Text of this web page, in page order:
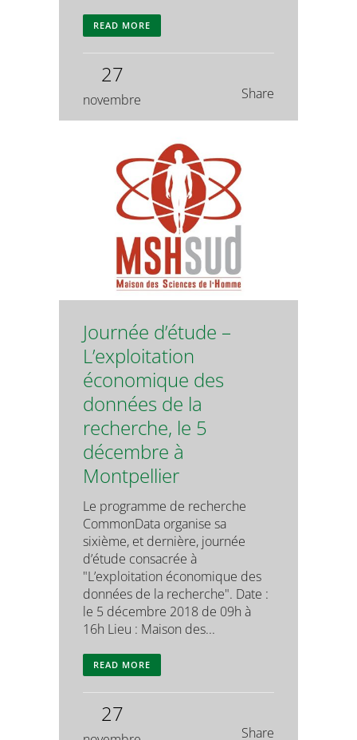
READ MORE
27
novembre Share
Journée d’étude –
L’exploitation
économique des
données de la
recherche, le 5
décembre à
Montpellier
Le programme de recherche
CommonData organise sa
sixième, et dernière, journée
d’étude consacrée à
"L’exploitation économique des
données de la recherche". Date :
le 5 décembre 2018 de 09h à
16h Lieu : Maison des...
READ MORE
27
Share